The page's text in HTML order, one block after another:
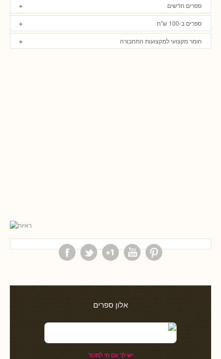
ספרים חדשים
ספרים ב-100 ש"ח
חומר מקצועי למקצועות התחבורה
אלון ספרים
יש לך עם מי למכור